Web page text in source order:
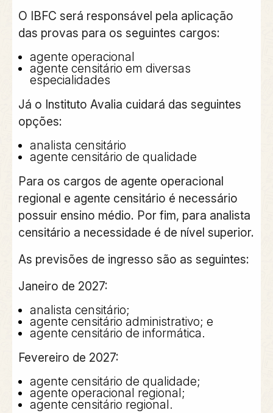
O IBFC será responsável pela aplicação
das provas para os seguintes cargos:
agente operacional
agente censitário em diversas
especialidades
Já o Instituto Avalia cuidará das seguintes
opções:
analista censitário
agente censitário de qualidade
Para os cargos de agente operacional
regional e agente censitário é necessário
possuir ensino médio. Por fim, para analista
censitário a necessidade é de nível superior.
As previsões de ingresso são as seguintes:
Janeiro de 2027:
analista censitário;
agente censitário administrativo; e
agente censitário de informática.
Fevereiro de 2027:
agente censitário de qualidade;
agente operacional regional;
agente censitário regional.